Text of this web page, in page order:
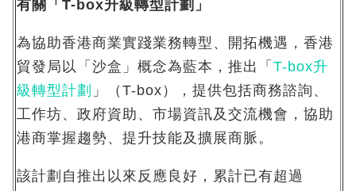
有關「T-box升級轉型計劃」
為協助香港商業實踐業務轉型、開拓機遇，香港
貿發局以「沙盒」概念為藍本，推出「 T-box升
級轉型計劃 」（T-box），提供包括商務諮詢、
工作坊、政府資助、市場資訊及交流機會，協助
港商掌握趨勢、提升技能及擴展商脈。
該計劃自推出以來反應良好，累計已有超過